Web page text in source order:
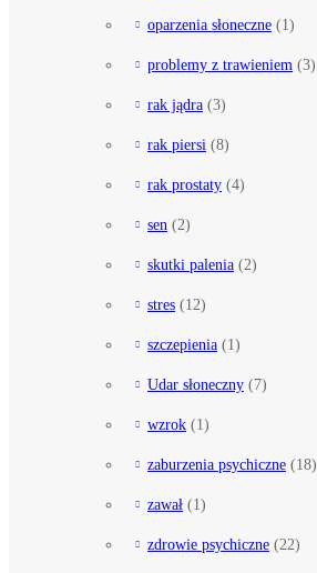
oparzenia słoneczne (1)
problemy z trawieniem (3)
rak jądra (3)
rak piersi (8)
rak prostaty (4)
sen (2)
skutki palenia (2)
stres (12)
szczepienia (1)
Udar słoneczny (7)
wzrok (1)
zaburzenia psychiczne (18)
zawał (1)
zdrowie psychiczne (22)